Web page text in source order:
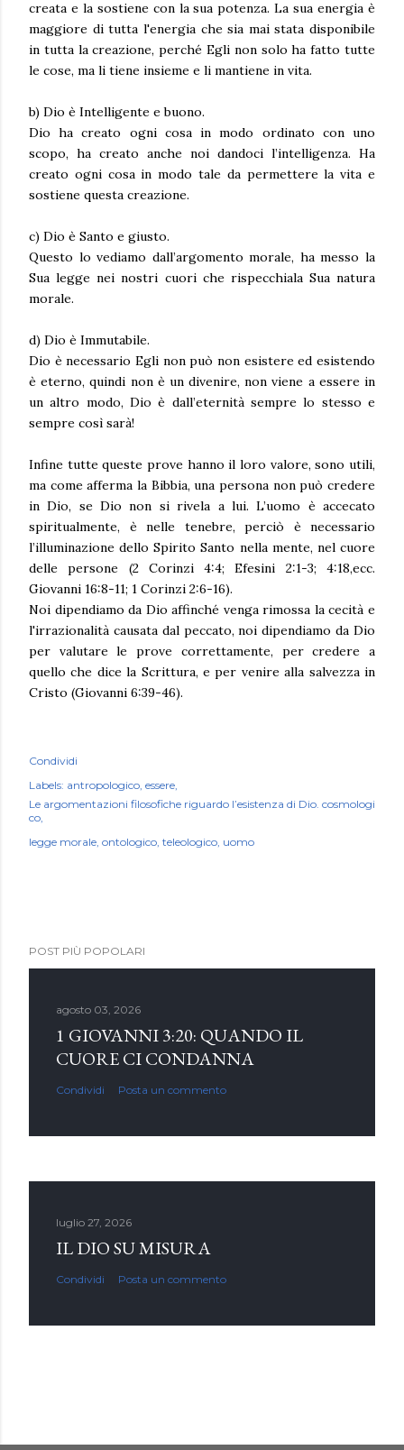
creata e la sostiene con la sua potenza. La sua energia è
maggiore di tutta l'energia che sia mai stata disponibile
in tutta la creazione, perché Egli non solo ha fatto tutte
le cose, ma li tiene insieme e li mantiene in vita.
b) Dio è Intelligente e buono.
Dio ha creato ogni cosa in modo ordinato con uno
scopo, ha creato anche noi dandoci l’intelligenza. Ha
creato ogni cosa in modo tale da permettere la vita e
sostiene questa creazione.
c) Dio è Santo e giusto.
Questo lo vediamo dall’argomento morale, ha messo la
Sua legge nei nostri cuori che rispecchiala Sua natura
morale.
d) Dio è Immutabile.
Dio è necessario Egli non può non esistere ed esistendo
è eterno, quindi non è un divenire, non viene a essere in
un altro modo, Dio è dall’eternità sempre lo stesso e
sempre così sarà!
Infine tutte queste prove hanno il loro valore, sono utili,
ma come afferma la Bibbia, una persona non può credere
in Dio, se Dio non si rivela a lui. L’uomo è accecato
spiritualmente, è nelle tenebre, perciò è necessario
l’illuminazione dello Spirito Santo nella mente, nel cuore
delle persone (2 Corinzi 4:4; Efesini 2:1-3; 4:18,ecc.
Giovanni 16:8-11; 1 Corinzi 2:6-16).
Noi dipendiamo da Dio affinché venga rimossa la cecità e
l'irrazionalità causata dal peccato, noi dipendiamo da Dio
per valutare le prove correttamente, per credere a
quello che dice la Scrittura, e per venire alla salvezza in
Cristo (Giovanni 6:39-46).
Condividi
Labels: antropologico essere
Le argomentazioni filosofiche riguardo l’esistenza di Dio. cosmologi
co
legge morale ontologico teleologico uomo
POST PIÙ POPOLARI
agosto 03, 2026
1 GIOVANNI 3:20: QUANDO IL
CUORE CI CONDANNA
Condividi Posta un commento
luglio 27, 2026
IL DIO SU MISURA
Condividi Posta un commento